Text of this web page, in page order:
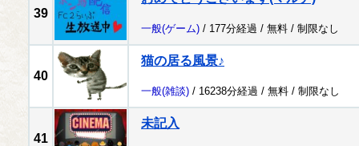
39
一般(ゲーム) / 177分経過 / 無料 / 制限なし
40
猫の居る風景♪
一般(雑談) / 16238分経過 / 無料 / 制限なし
41
未記入